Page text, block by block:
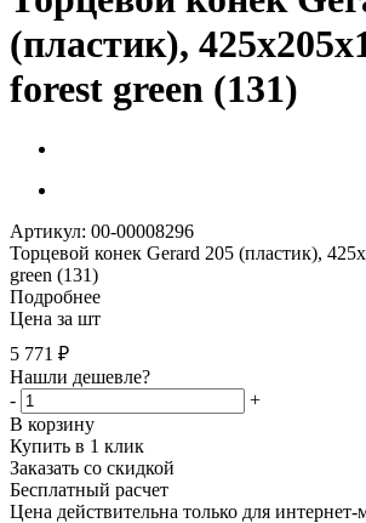
(пластик),
forest green (131)
Артикул: 00-00008296
Торцевой конек Gerard 205 (пластик),
green (131)
Подробнее
Цена за шт
5 771 ₽
Нашли дешевле?
-
+
В корзину
Купить в 1 клик
Заказать со скидкой
Бесплатный расчет
Цена действительна только для интернет-